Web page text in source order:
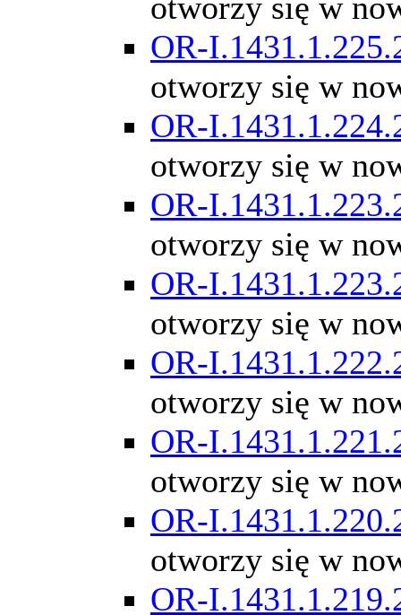
OR-
otworzy się w
OR-
otworzy się w
OR-
otworzy się w
OR-
otworzy się w
OR-
otworzy się w
OR-
otworzy się w
OR-
otworzy się w
OR-